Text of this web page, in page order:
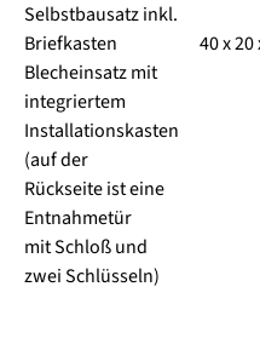
Selbstbausatz inkl.
Briefkasten
Blecheinsatz mit
integriertem
Installationskasten
(auf der
Rückseite ist eine
Entnahmetür
mit Schloß und
zwei Schlüsseln)
40 x 20